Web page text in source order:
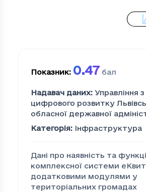
Показник: 0.47 бал
Надавач даних: Управління
цифрового розвитку
обласної державної
Категорія: Інфраструктура
Дані про наявність та
комплексної системи
додатковими модулями у
територіальних громадах